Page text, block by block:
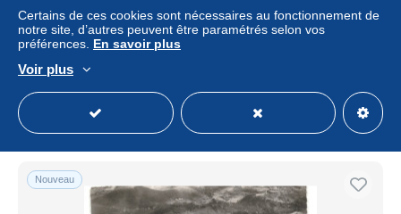
DECAZEVILLE - Vue Générale n°1 - Très bon état
Professionnel
Nouveau
Certains de ces cookies sont nécessaires au fonctionnement de
notre site, d’autres peuvent être paramétrés selon vos
préférences. En savoir plus
Voir plus